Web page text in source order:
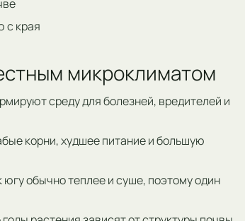
с края
микроклиматом
среду для болезней, вредителей и
корни, худшее питание и большую
обычно теплее и суше, поэтому один